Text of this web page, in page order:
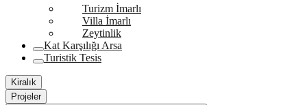
Turizm İmarlı
Villa İmarlı
Zeytinlik
Kat Karşılığı Arsa
Turistik Tesis
Kiralık
Projeler